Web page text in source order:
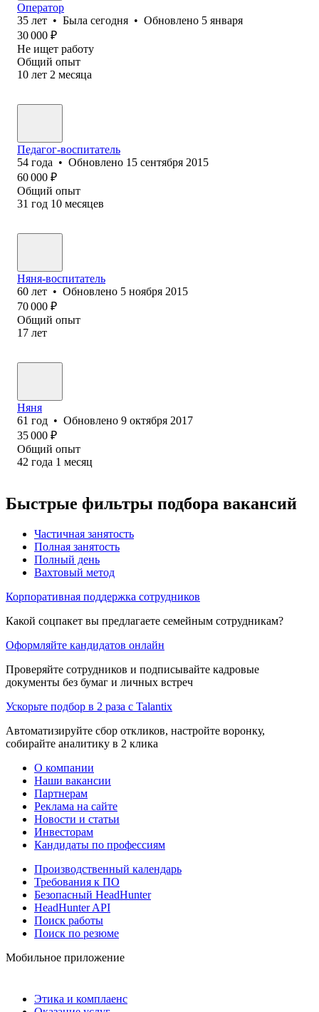
Оператор
35 лет • Была сегодня • Обновлено 5 января
30 000 ₽
Не ищет работу
Общий опыт
10 лет 2 месяца
Педагог-воспитатель
54 года • Обновлено 15 сентября 2015
60 000 ₽
Общий опыт
31 год 10 месяцев
Няня-воспитатель
60 лет • Обновлено 5 ноября 2015
70 000 ₽
Общий опыт
17 лет
Няня
61 год • Обновлено 9 октября 2017
35 000 ₽
Общий опыт
42 года 1 месяц
Быстрые фильтры подбора вакансий
Частичная занятость
Полная занятость
Полный день
Вахтовый метод
Корпоративная поддержка сотрудников
Какой соцпакет вы предлагаете семейным сотрудникам?
Оформляйте кандидатов онлайн
Проверяйте сотрудников и подписывайте кадровые
документы без бумаг и личных встреч
Ускорьте подбор в 2 раза с Talantix
Автоматизируйте сбор откликов, настройте воронку,
собирайте аналитику в 2 клика
О компании
Наши вакансии
Партнерам
Реклама на сайте
Новости и статьи
Инвесторам
Кандидаты по профессиям
Производственный календарь
Требования к ПО
Безопасный HeadHunter
HeadHunter API
Поиск работы
Поиск по резюме
Мобильное приложение
Этика и комплаенс